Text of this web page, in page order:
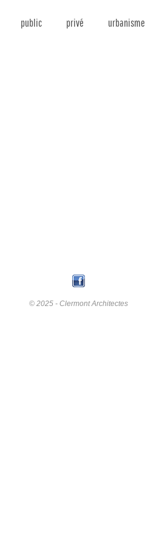
public privé urbanisme
© 2025 - Clermont Architectes